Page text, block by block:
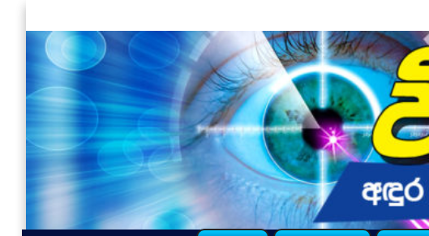
to
content
vinivida.lk